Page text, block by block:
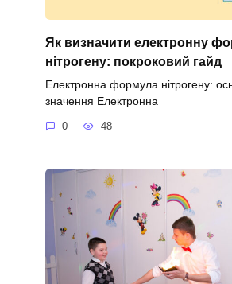
Як визначити електронну
нітрогену: покроковий гайд
Електронна формула нітрогену:
значення Електронна
0 48